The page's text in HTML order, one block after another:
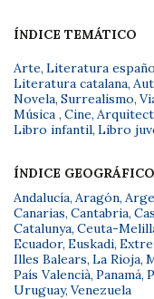
ÍNDICE TEMÁTICO
Arte, Literatura
Literatura catalana,
Novela, Surrealismo,
Música , Cine,
Libro infantil, Libro
ÍNDICE GEOGRÁFICO
Andalucía, Aragón,
Canarias, Cantabria,
Catalunya, Ceuta-
Ecuador, Euskadi,
Illes Balears, La Rioja,
País Valencià, Panamá,
Uruguay, Venezuela